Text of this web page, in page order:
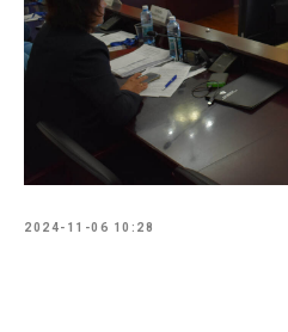
2024-11-06 10:28